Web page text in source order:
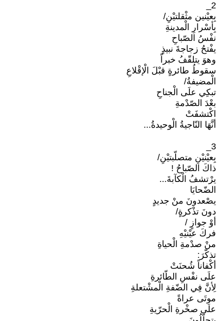
2_
بِعيْنين مثْقلتيْنِ/
بِأسْرارِ الْمدينةِ
نفْسُ الصّباحِ
يفْتحُ زجاجةَ نبيذٍ
وهوَ يتلقّفُ خبراً
سقوطُ طائرةٍ قبْلَ الْإقْلاعِ
الْمضيفةُ/
تبكِي علَى الْجناحِ
بعْدَ الصّدْمةِ
اكْتشفَتْ
أنَّهَا النّاجيةُ الْوحيدةُ...
3_
بِعيْنيْنِ متصلّبتيْنِ/
ذاكَ الصّباحُ !
يرْتشفُ الْكآبةَ...
الضّحايَا
يصْعدونَ منْ جديدٍ
دونَ تذْكرةٍ/
أوْ جوازٍ /
فركَ عيْنيْهِ
منْ صدْمةِ الْحياةِ
تذكّرَ:
أكْفاناً شُحنَتْ
علَى نفْسِ الطّائرةِ
لِأنَّ فِي الضّفةِ الْمشْتعلةِ
موتَى عراةً
علَى صخْرةِ الْحرّيةِ